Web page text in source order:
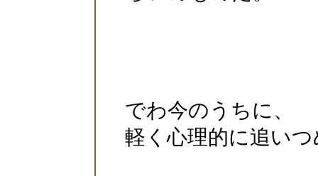
でわ今のうちに、
軽く心理的に追い